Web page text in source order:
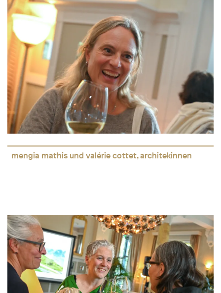
mengia mathis und valérie cottet, architekinnen